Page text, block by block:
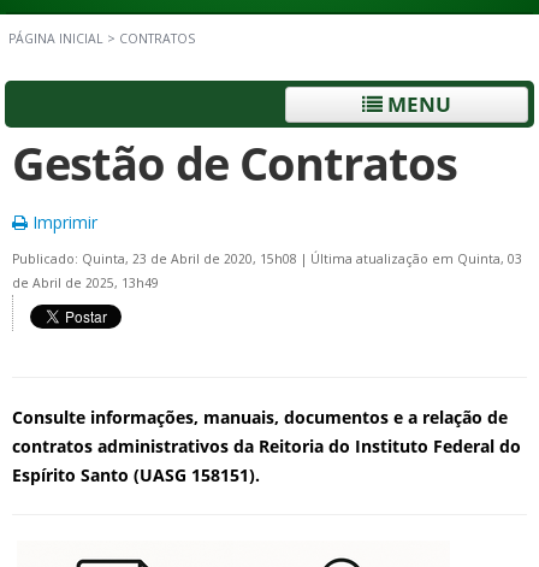
PÁGINA INICIAL > CONTRATOS
MENU
Gestão de Contratos
Imprimir
Publicado: Quinta, 23 de Abril de 2020, 15h08 | Última atualização em Quinta, 03
de Abril de 2025, 13h49
Consulte informações, manuais, documentos e a relação de
contratos administrativos da Reitoria do Instituto Federal do
Espírito Santo (UASG 158151).